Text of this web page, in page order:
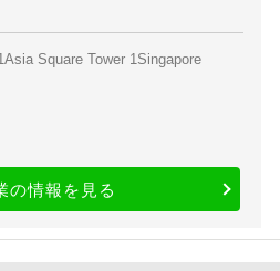
Square Tower 1Singapore
の情報を見る